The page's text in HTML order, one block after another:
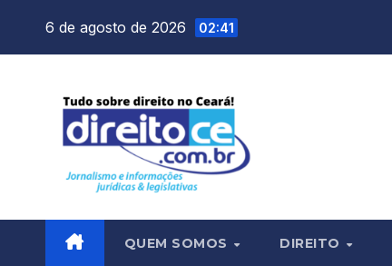
6 de agosto de 2026 02:41
QUEM SOMOS DIREITO